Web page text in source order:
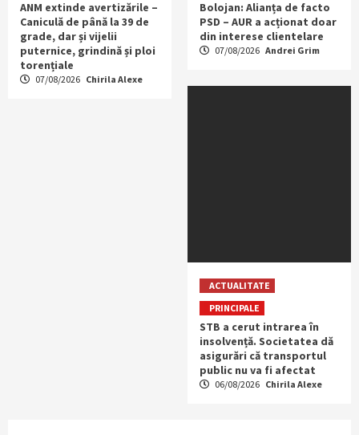
ANM extinde avertizările –
Caniculă de până la 39 de
grade, dar și vijelii
puternice, grindină și ploi
torențiale
07/08/2026 Chirila Alexe
Bolojan: Alianța de facto
PSD – AUR a acționat doar
din interese clientelare
07/08/2026 Andrei Grim
ACTUALITATE
PRINCIPALE
STB a cerut intrarea în
insolvență. Societatea dă
asigurări că transportul
public nu va fi afectat
06/08/2026 Chirila Alexe